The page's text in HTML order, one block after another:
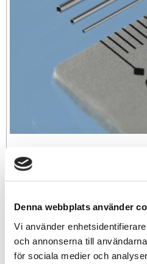
Denna webbplats använder
Vi använder
och annonserna till
för sociala medier och
89sek